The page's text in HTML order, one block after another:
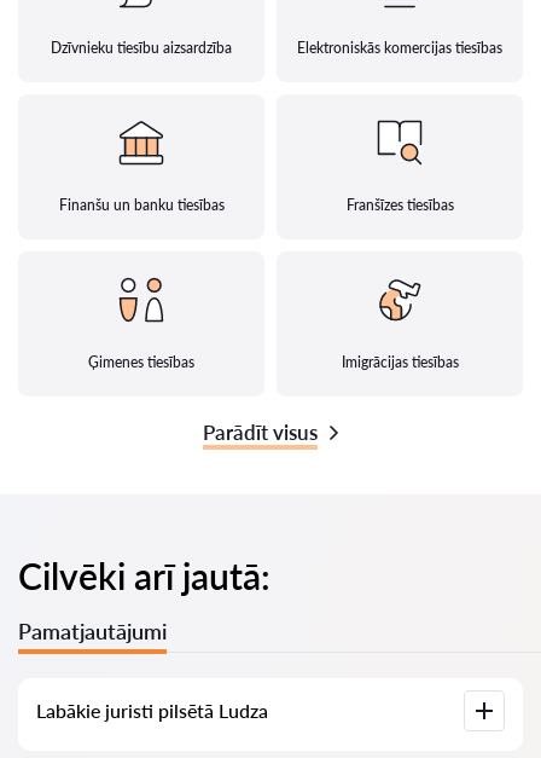
Dzīvnieku tiesību aizsardzība Elektroniskās komercijas tiesības
Finanšu un banku tiesības Franšīzes tiesības
Ģimenes tiesības Imigrācijas tiesības
Parādīt visus
Cilvēki arī jautā:
Pamatjautājumi
Labākie juristi pilsētā Ludza